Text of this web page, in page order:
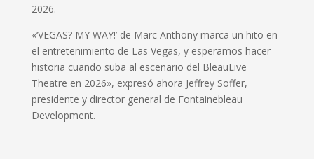
2026.
«‘VEGAS? MY WAY!’ de Marc Anthony marca un hito en
el entretenimiento de Las Vegas, y esperamos hacer
historia cuando suba al escenario del BleauLive
Theatre en 2026», expresó ahora Jeffrey Soffer,
presidente y director general de Fontainebleau
Development.